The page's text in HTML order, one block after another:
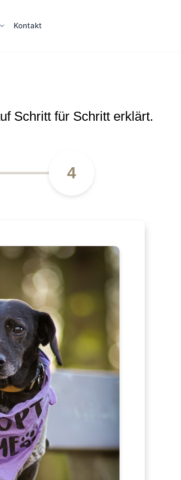
Kontakt
Schritt für Schritt erklärt.
4